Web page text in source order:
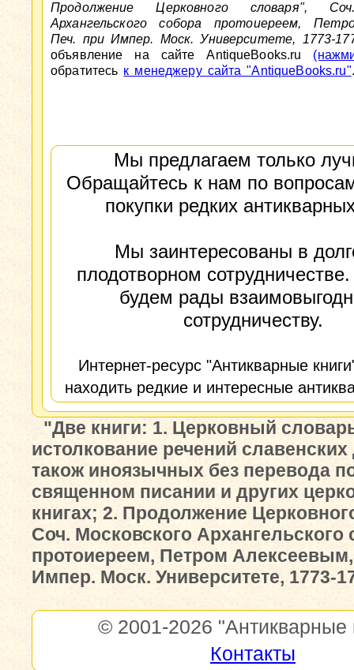
Продолжение Церковного словаря",
Архангельского собора протоиереем,
Печ. при Импер. Моск. Университете, 1773-
объявление на сайте AntiqueBooks.ru
обратитесь к менеджеру сайта "AntiqueBooks.ru".
Мы предлагаем только
Обращайтесь к нам по
покупки редких
Мы заинтересованы в
плодотворном
будем рады
сотрудничеству.
Интернет-ресурс "Антикварные
находить редкие и интересные
"Две книги: 1. Церковный
истолкование речений
також иноязычных без перевода
священном писании и других
книгах; 2. Продолжение
Соч. Московского Архангельского
протоиереем, Петром
Импер. Моск. Университете, 1773-
© 2001-2026 "Антикварные
Контакты